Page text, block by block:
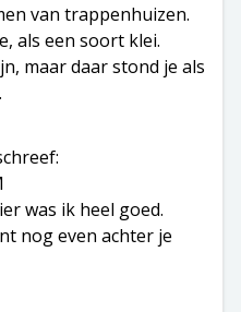
van trappenhuizen.
als een soort klei.
maar daar stond je als
was ik heel goed.
nog even achter je